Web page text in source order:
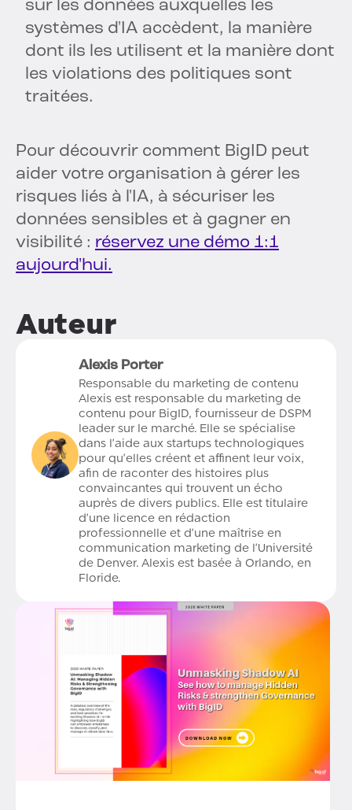
sur les données auxquelles les
systèmes d'IA accèdent, la manière
dont ils les utilisent et la manière dont
les violations des politiques sont
traitées.
Pour découvrir comment BigID peut
aider votre organisation à gérer les
risques liés à l'IA, à sécuriser les
données sensibles et à gagner en
visibilité : réservez une démo 1:1
aujourd'hui.
Auteur
Alexis Porter
Responsable du marketing de contenu
Alexis est responsable du marketing de
contenu pour BigID, fournisseur de DSPM
leader sur le marché. Elle se spécialise
dans l'aide aux startups technologiques
pour qu'elles créent et affinent leur voix,
afin de raconter des histoires plus
convaincantes qui trouvent un écho
auprès de divers publics. Elle est titulaire
d'une licence en rédaction
professionnelle et d'une maîtrise en
communication marketing de l'Université
de Denver. Alexis est basée à Orlando, en
Floride.